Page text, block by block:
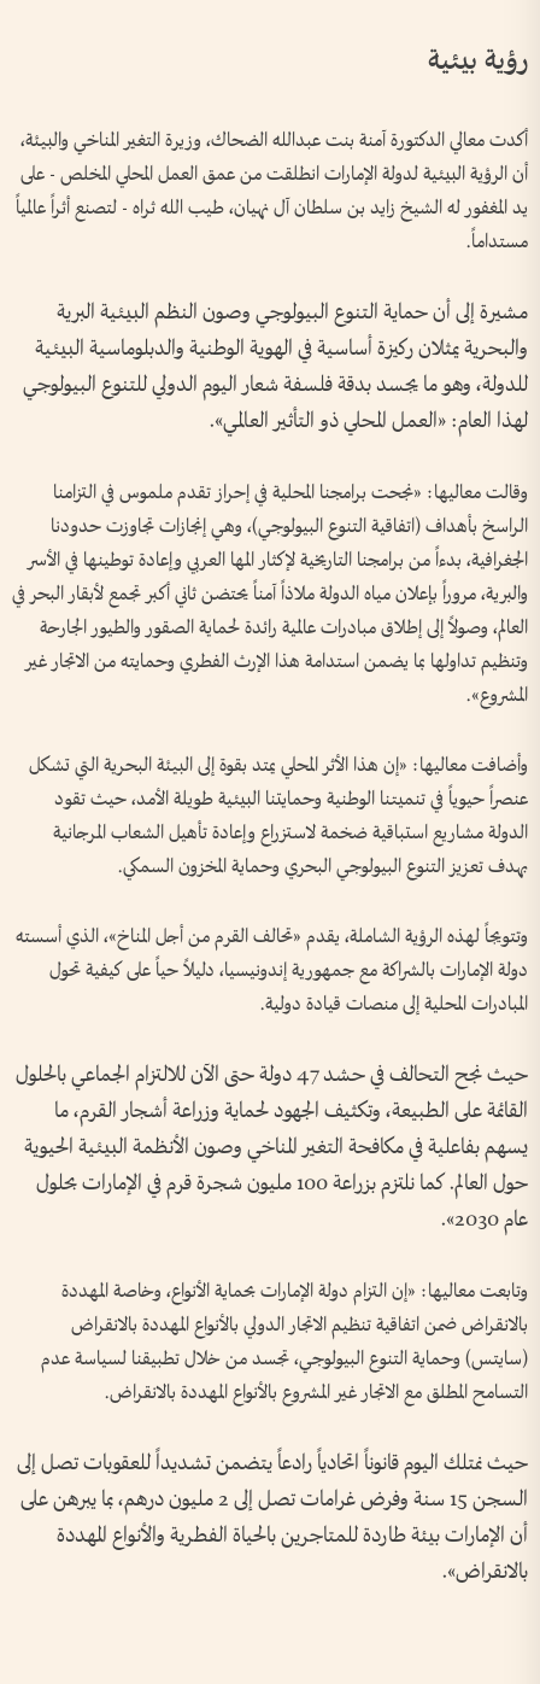
رؤية بيئية
أكدت معالي الدكتورة آمنة بنت عبدالله الضحاك، وزيرة التغير المناخي والبيئة،
أن الرؤية البيئية لدولة الإمارات انطلقت من عمق العمل المحلي المخلص - على
يد المغفور له الشيخ زايد بن سلطان آل نهيان، طيب الله ثراه - لتصنع أثراً عالمياً
مستداماً.
مشيرة إلى أن حماية التنوع البيولوجي وصون النظم البيئية البرية
والبحرية يمثلان ركيزة أساسية في الهوية الوطنية والدبلوماسية البيئية
للدولة، وهو ما يجسد بدقة فلسفة شعار اليوم الدولي للتنوع البيولوجي
لهذا العام: «العمل المحلي ذو التأثير العالمي».
وقالت معاليها: «نجحت برامجنا المحلية في إحراز تقدم ملموس في التزامنا
الراسخ بأهداف (اتفاقية التنوع البيولوجي)، وهي إنجازات تجاوزت حدودنا
الجغرافية، بدءاً من برامجنا التاريخية لإكثار المها العربي وإعادة توطينها في الأسر
والبرية، مروراً بإعلان مياه الدولة ملاذاً آمناً يحتضن ثاني أكبر تجمع لأبقار البحر في
العالم، وصولاً إلى إطلاق مبادرات عالمية رائدة لحماية الصقور والطيور الجارحة
وتنظيم تداولها بما يضمن استدامة هذا الإرث الفطري وحمايته من الاتجار غير
المشروع».
وأضافت معاليها: «إن هذا الأثر المحلي يمتد بقوة إلى البيئة البحرية التي تشكل
عنصراً حيوياً في تنميتنا الوطنية وحمايتنا البيئية طويلة الأمد، حيث تقود
الدولة مشاريع استباقية ضخمة لاستزراع وإعادة تأهيل الشعاب المرجانية
بهدف تعزيز التنوع البيولوجي البحري وحماية المخزون السمكي.
وتتويجاً لهذه الرؤية الشاملة، يقدم «تحالف القرم من أجل المناخ»، الذي أسسته
دولة الإمارات بالشراكة مع جمهورية إندونيسيا، دليلاً حياً على كيفية تحول
المبادرات المحلية إلى منصات قيادة دولية.
حيث نجح التحالف في حشد 47 دولة حتى الآن للالتزام الجماعي بالحلول
القائمة على الطبيعة، وتكثيف الجهود لحماية وزراعة أشجار القرم، ما
يسهم بفاعلية في مكافحة التغير المناخي وصون الأنظمة البيئية الحيوية
حول العالم. كما نلتزم بزراعة 100 مليون شجرة قرم في الإمارات بحلول
عام 2030».
وتابعت معاليها: «إن التزام دولة الإمارات بحماية الأنواع، وخاصة المهددة
بالانقراض ضمن اتفاقية تنظيم الاتجار الدولي بالأنواع المهددة بالانقراض
(سايتس) وحماية التنوع البيولوجي، تجسد من خلال تطبيقنا لسياسة عدم
التسامح المطلق مع الاتجار غير المشروع بالأنواع المهددة بالانقراض.
حيث نمتلك اليوم قانوناً اتحادياً رادعاً يتضمن تشديداً للعقوبات تصل إلى
السجن 15 سنة وفرض غرامات تصل إلى 2 مليون درهم، بما يبرهن على
أن الإمارات بيئة طاردة للمتاجرين بالحياة الفطرية والأنواع المهددة
بالانقراض».